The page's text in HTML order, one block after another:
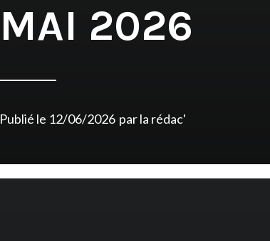
MAI 2026
Publié le 12/06/2026 parla rédac'